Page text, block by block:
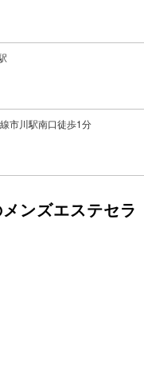
市川駅南口徒歩1分
ンズエステセラ